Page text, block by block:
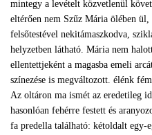
mintegy a levételt közvetlenül
eltérően nem Szűz Mária ölében
felsőtestével nekitámaszkodva,
helyzetben látható. Mária nem
ellentettjeként a magasba emeli
színezése is megváltozott. élénk
Az oltáron ma ismét az eredetileg
hasonlóan fehérre festett és
fa predella található: kétoldalt egy-